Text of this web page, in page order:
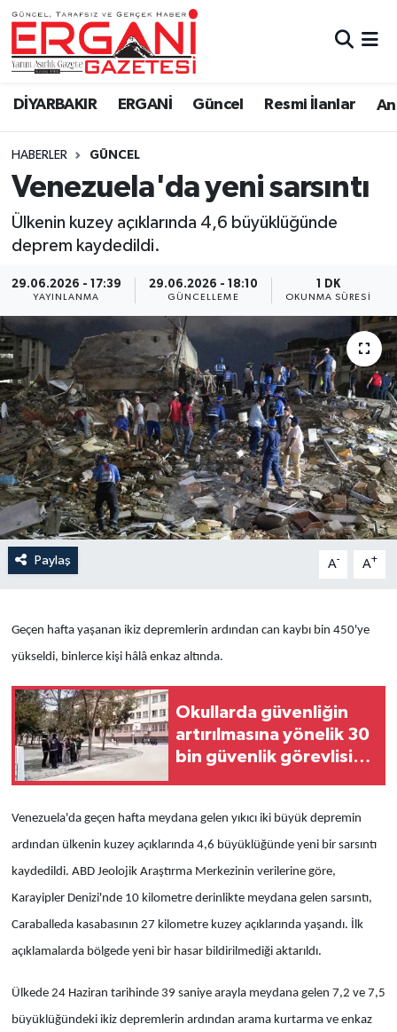
DİYARBAKIR ERGANİ Güncel Resmi İlanlar
HABERLER GÜNCEL
Venezuela'da yeni sarsıntı
Ülkenin kuzey açıklarında 4,6 büyüklüğünde
deprem kaydedildi.
29.06.2026 - 17:39
YAYINLANMA
29.06.2026 - 18:10
GÜNCELLEME
1 DK
OKUNMA SÜRESI
Paylaş A- A+
Geçen hafta yaşanan ikiz depremlerin ardından can kaybı bin 450'ye
yükseldi, binlerce kişi hâlâ enkaz altında.
Okullarda güvenliğin
artırılmasına yönelik 30
bin güvenlik görevlisi
Venezuela'da geçen hafta meydana gelen yıkıcı iki büyük depremin
ardından ülkenin kuzey açıklarında 4,6 büyüklüğünde yeni bir sarsıntı
kaydedildi. ABD Jeolojik Araştırma Merkezinin verilerine göre,
Karayipler Denizi'nde 10 kilometre derinlikte meydana gelen sarsıntı,
Caraballeda kasabasının 27 kilometre kuzey açıklarında yaşandı. İlk
açıklamalarda bölgede yeni bir hasar bildirilmediği aktarıldı.
Ülkede 24 Haziran tarihinde 39 saniye arayla meydana gelen 7,2 ve 7,5
büyüklüğündeki ikiz depremlerin ardından arama kurtarma ve enkaz
DİYARBAKIR
BİSMİL
BAĞLAR
ERGANİ
Güncel
Resmi İlanlar
Sağlık
Si̇yaset
Spor
Yaşam
Anali̇z
Bi̇li̇m & Teknoloji̇
Dünya
Ergani Nöbetçi Eczaneler
Ergani Hava Durumu
Ergani Trafik Yoğunluk Haritası
Süper Lig Puan Durumu ve Fikstür
Tüm Manşetler
Son Dakika Haberleri
Haber Arşivi